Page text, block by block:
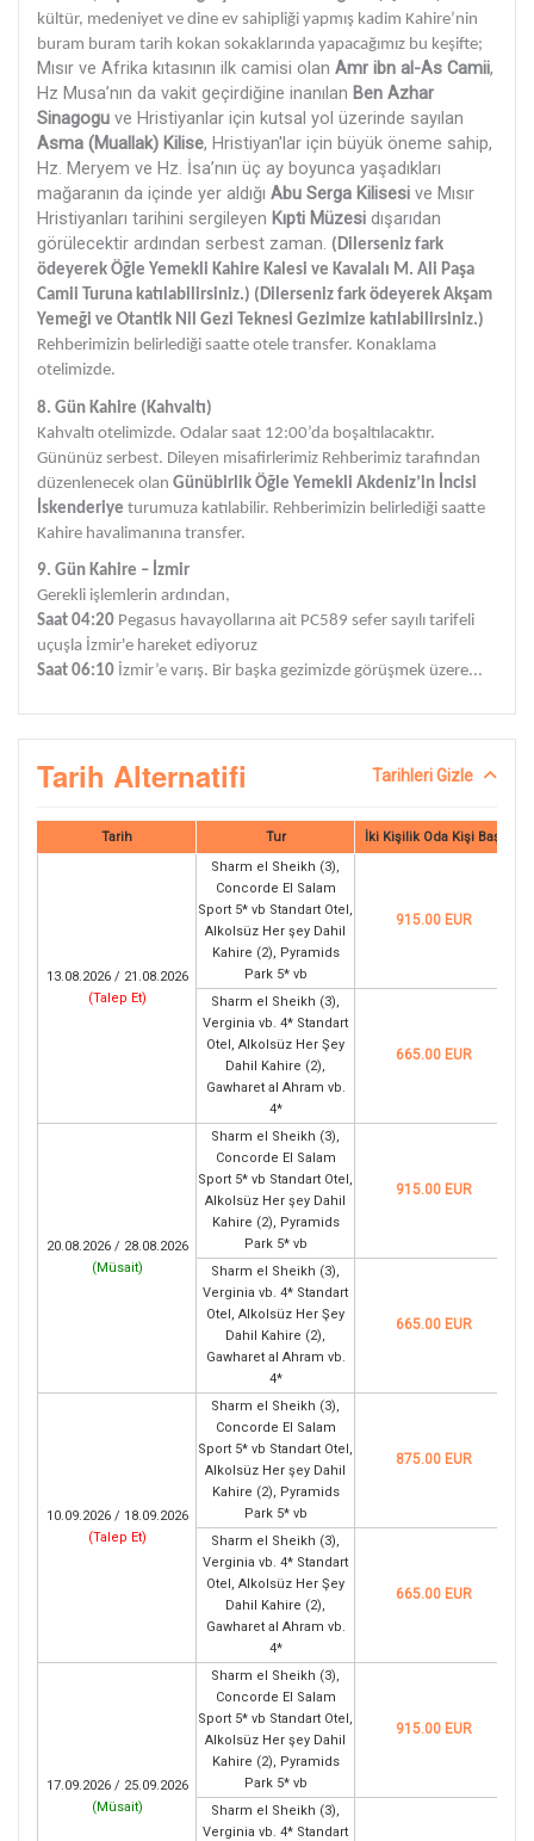
kültür, medeniyet ve dine ev sahipliği yapmış kadim Kahire’nin
buram buram tarih kokan sokaklarında yapacağımız bu keşifte;
Mısır ve Afrika kıtasının ilk camisi olan Amr ibn al-As Camii,
Hz Musa’nın da vakit geçirdiğine inanılan Ben Azhar
Sinagogu ve Hristiyanlar için kutsal yol üzerinde sayılan
Asma (Muallak) Kilise, Hristiyan'lar için büyük öneme sahip,
Hz. Meryem ve Hz. İsa’nın üç ay boyunca yaşadıkları
mağaranın da içinde yer aldığı Abu Serga Kilisesi ve Mısır
Hristiyanları tarihini sergileyen Kıpti Müzesi dışarıdan
görülecektir ardından serbest zaman. (Dilerseniz fark
ödeyerek Öğle Yemekli Kahire Kalesi ve Kavalalı M. Ali Paşa
Camii Turuna katılabilirsiniz.) (Dilerseniz fark ödeyerek Akşam
Yemeği ve Otantik Nil Gezi Teknesi Gezimize katılabilirsiniz.)
Rehberimizin belirlediği saatte otele transfer. Konaklama
otelimizde.
8. Gün Kahire (Kahvaltı)
Kahvaltı otelimizde. Odalar saat 12:00’da boşaltılacaktır.
Gününüz serbest. Dileyen misafirlerimiz Rehberimiz tarafından
düzenlenecek olan Günübirlik Öğle Yemekli Akdeniz’in İncisi
İskenderiye turumuza katılabilir. Rehberimizin belirlediği saatte
Kahire havalimanına transfer.
9. Gün Kahire – İzmir
Gerekli işlemlerin ardından,
Saat 04:20 Pegasus havayollarına ait PC589 sefer sayılı tarifeli
uçuşla İzmir'e hareket ediyoruz
Saat 06:10 İzmir’e varış. Bir başka gezimizde görüşmek üzere...
Tarih Alternatifi Tarihleri Gizle
Tarih Tur İki Kişilik Oda Kişi Başı
13.08.2026 / 21.08.2026
(Talep Et)
Sharm el Sheikh (3),
Concorde El Salam
Sport 5* vb Standart Otel,
Alkolsüz Her şey Dahil
Kahire (2), Pyramids
Park 5* vb
915.00 EUR
Sharm el Sheikh (3),
Verginia vb. 4* Standart
Otel, Alkolsüz Her Şey
Dahil Kahire (2),
Gawharet al Ahram vb.
4*
665.00 EUR
20.08.2026 / 28.08.2026
(Müsait)
Sharm el Sheikh (3),
Concorde El Salam
Sport 5* vb Standart Otel,
Alkolsüz Her şey Dahil
Kahire (2), Pyramids
Park 5* vb
915.00 EUR
Sharm el Sheikh (3),
Verginia vb. 4* Standart
Otel, Alkolsüz Her Şey
Dahil Kahire (2),
Gawharet al Ahram vb.
4*
665.00 EUR
10.09.2026 / 18.09.2026
(Talep Et)
Sharm el Sheikh (3),
Concorde El Salam
Sport 5* vb Standart Otel,
Alkolsüz Her şey Dahil
Kahire (2), Pyramids
Park 5* vb
875.00 EUR
Sharm el Sheikh (3),
Verginia vb. 4* Standart
Otel, Alkolsüz Her Şey
Dahil Kahire (2),
Gawharet al Ahram vb.
4*
665.00 EUR
17.09.2026 / 25.09.2026
(Müsait)
Sharm el Sheikh (3),
Concorde El Salam
Sport 5* vb Standart Otel,
Alkolsüz Her şey Dahil
Kahire (2), Pyramids
Park 5* vb
915.00 EUR
Sharm el Sheikh (3),
Verginia vb. 4* Standart